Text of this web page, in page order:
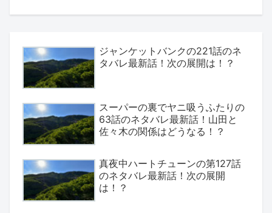
ジャンケットバンクの221話のネ
タバレ最新話！次の展開は！？
スーパーの裏でヤニ吸うふたりの
63話のネタバレ最新話！山田と
佐々木の関係はどうなる！？
真夜中ハートチューンの第127話
のネタバレ最新話！次の展開
は！？